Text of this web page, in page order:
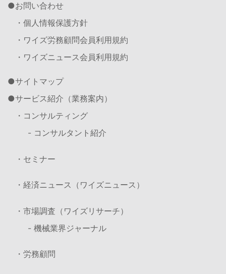
お問い合わせ
・個人情報保護方針
・ワイズ労務顧問会員利用規約
・ワイズニュース会員利用規約
サイトマップ
サービス紹介（業務案内）
・コンサルティング
- コンサルタント紹介
・セミナー
・経済ニュース（ワイズニュース）
・市場調査（ワイズリサーチ）
- 機械業界ジャーナル
・労務顧問